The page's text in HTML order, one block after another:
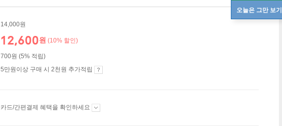
오늘은 그만 보기
14,000원
12,600원 (10% 할인)
700원 (5% 적립)
5만원이상 구매 시 2천원 추가적립
카드/간편결제 혜택을 확인하세요